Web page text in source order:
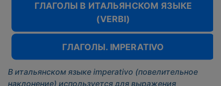
ГЛАГОЛЫ В ИТАЛЬЯНСКОМ ЯЗЫКЕ
(VERBI)
ГЛАГОЛЫ. IMPERATIVO
В итальянском языке imperativo (повелительное
наклонение) используется для выражения